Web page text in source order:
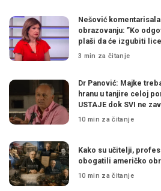
Nešović
obrazovanju: ”Ko
plaši da će izgubiti
3 min za čitanje
Dr Panović: Majke
hranu u tanjire celoj
USTAJE dok SVI ne
10 min za čitanje
Kako su učitelji,
obogatili američko
10 min za čitanje